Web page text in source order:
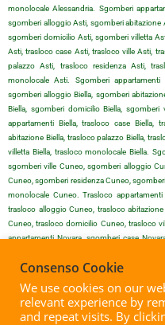
monolocale Alessandria. Sgomberi
sgomberi alloggio Asti, sgomberi abitazione
sgomberi domicilio Asti, sgomberi villetta
Asti, trasloco case Asti, trasloco ville Asti,
palazzo Asti, trasloco residenza Asti,
monolocale Asti. Sgomberi appartamenti
sgomberi alloggio Biella, sgomberi
Biella, sgomberi domicilio Biella, sgomberi
appartamenti Biella, trasloco case Biella,
abitazione Biella, trasloco palazzo Biella,
villetta Biella, trasloco monolocale Biella.
sgomberi ville Cuneo, sgomberi alloggio
Cuneo, sgomberi residenza Cuneo,
monolocale Cuneo. Trasloco
trasloco alloggio Cuneo, trasloco
Cuneo, trasloco domicilio Cuneo, trasloco
appartamenti Novara, sgomberi case
domicilio Novara, sgomberi villetta Novara,
Novara, trasloco case Novara, trasloco
Novara, trasloco palazzo Novara, trasloco
villetta Novara, trasloco monolocale Novara.
Consenso Cookie
We use cookies on our
relevant experience by
and repeat visits. By